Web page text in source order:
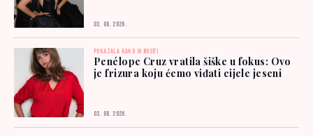
03. 08. 2026.
POKAZALA KAKO IH NOSITI
Penélope Cruz vratila šiške u fokus: Ovo
je frizura koju ćemo viđati cijele jeseni
03. 08. 2026.